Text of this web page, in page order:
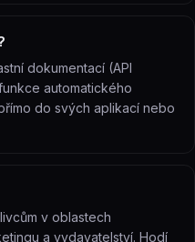
dokumentací (API
automatického
do svých aplikací nebo
v oblastech
a vydavatelství. Hodí